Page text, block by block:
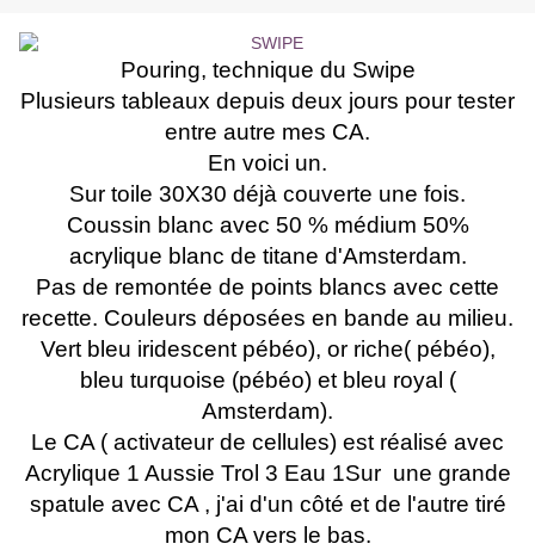
Pouring, technique du Swipe
Plusieurs tableaux depuis deux jours pour tester
entre autre mes CA.
En voici un.
Sur toile 30X30 déjà couverte une fois.
Coussin blanc avec 50 % médium 50%
acrylique blanc de titane d'Amsterdam.
Pas de remontée de points blancs avec cette
recette. Couleurs déposées en bande au milieu.
Vert bleu iridescent pébéo), or riche( pébéo),
bleu turquoise (pébéo) et bleu royal (
Amsterdam).
Le CA ( activateur de cellules) est réalisé avec
Acrylique 1 Aussie Trol 3 Eau 1Sur une grande
spatule avec CA , j'ai d'un côté et de l'autre tiré
mon CA vers le bas.